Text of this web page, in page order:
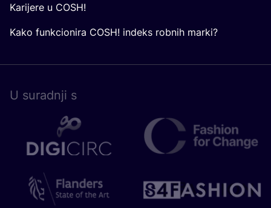
Karijere u COSH!
Kako funkcionira COSH! indeks robnih marki?
U surad­nji s